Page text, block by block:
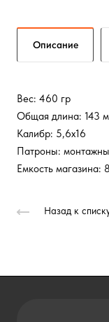
Описание
Вес: 460 гр
Общая длина: 143
Калибр: 5,6х16
Патроны:
Емкость магазина:
Назад к